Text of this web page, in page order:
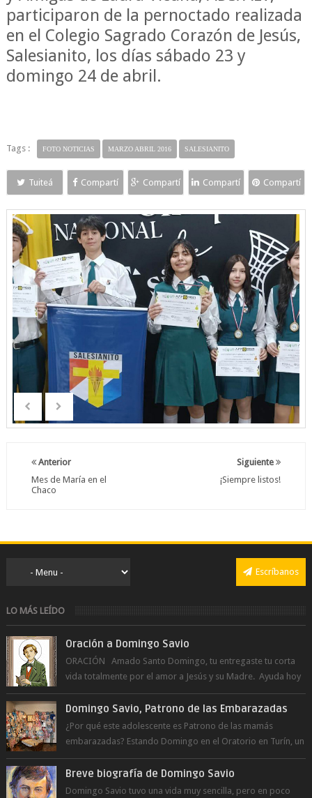
participaron de la pernoctado realizada
en el Colegio Sagrado Corazón de Jesús,
Salesianito, los días sábado 23 y
domingo 24 de abril.
Tags : FOTO NOTICIAS MARZO ABRIL 2016 SALESIANITO
Tuiteá Compartí Compartí Compartí Compartí
Siguiente
¡Siempre listos!
Anterior
Mes de María en el
Chaco
Escríbanos
LO MÁS LEÍDO
Oración a Domingo Savio
ORACIÓN Amado Santo Domingo, tu entregaste tu corta
vida totalmente por el amor a Jesús y su Madre. Ayuda hoy
a la juventud para ...
Domingo Savio, Patrono de las Embarazadas
¿Por qué este adolescente es Patrono de las mamás
embarazadas? Estando Domingo en el Oratorio en Turín, un
día le pide a Don Bosco...
Breve biografía de Domingo Savio
Domingo Savio tuvo una vida muy sencilla, pero en poco